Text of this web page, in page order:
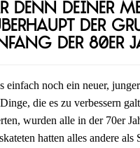
denn deiner
der
der 80er
einfach noch ein neuer,
die es zu verbessern
wurden alle in der 70er
hatten alles andere als